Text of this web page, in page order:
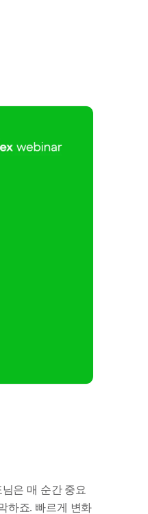
은 매 순간 중요
하죠. 빠르게 변화